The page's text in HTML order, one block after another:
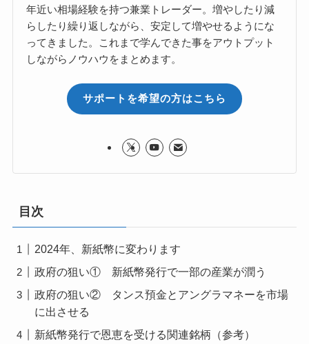
年近い相場経験を持つ兼業トレーダー。増やしたり減
らしたり繰り返しながら、安定して増やせるようにな
ってきました。これまで学んできた事をアウトプット
しながらノウハウをまとめます。
サポートを希望の方はこちら
目次
2024年、新紙幣に変わります
政府の狙い① 新紙幣発行で一部の産業が潤う
政府の狙い② タンス預金とアングラマネーを市場
に出させる
新紙幣発行で恩恵を受ける関連銘柄（参考）